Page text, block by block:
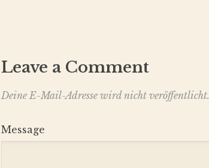
Leave a Comment
Deine E-Mail-Adresse wird nicht veröffentlicht.
Message